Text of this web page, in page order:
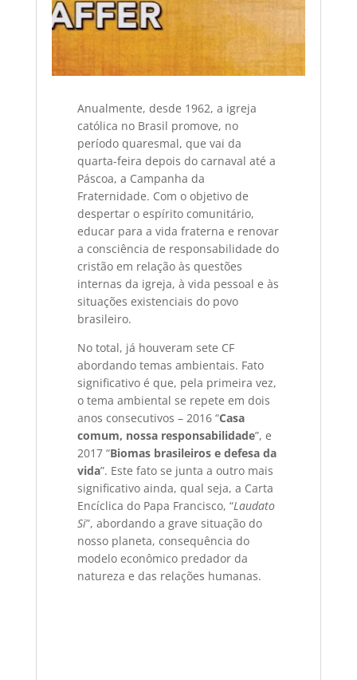
Anualmente, desde 1962, a igreja
católica no Brasil promove, no
período quaresmal, que vai da
quarta-feira depois do carnaval até a
Páscoa, a Campanha da
Fraternidade. Com o objetivo de
despertar o espírito comunitário,
educar para a vida fraterna e renovar
a consciência de responsabilidade do
cristão em relação às questões
internas da igreja, à vida pessoal e às
situações existenciais do povo
brasileiro.
No total, já houveram sete CF
abordando temas ambientais. Fato
significativo é que, pela primeira vez,
o tema ambiental se repete em dois
anos consecutivos – 2016 “Casa
comum, nossa responsabilidade”, e
2017 “Biomas brasileiros e defesa da
vida”. Este fato se junta a outro mais
significativo ainda, qual seja, a Carta
Encíclica do Papa Francisco, “Laudato
Si”, abordando a grave situação do
nosso planeta, consequência do
modelo econômico predador da
natureza e das relações humanas.